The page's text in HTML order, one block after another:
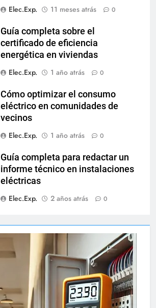
Elec.Exp.
11 meses atrás 0
Guía completa sobre el
certificado de eficiencia
energética en viviendas
Elec.Exp.
1 año atrás 0
Cómo optimizar el consumo
eléctrico en comunidades de
vecinos
Elec.Exp.
1 año atrás 0
Guía completa para redactar un
informe técnico en instalaciones
eléctricas
Elec.Exp.
2 años atrás 0